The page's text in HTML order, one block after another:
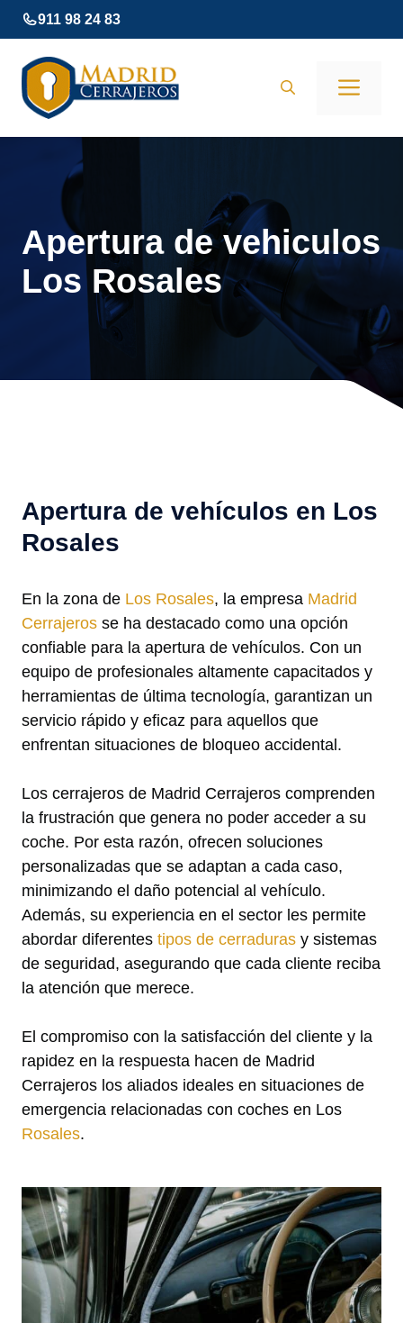
Saltar
al
contenido
911 98 24 83
Apertura de vehiculos
Los Rosales
Apertura de vehículos en Los
Rosales
En la zona de Los Rosales, la empresa Madrid
Cerrajeros se ha destacado como una opción
confiable para la apertura de vehículos. Con un
equipo de profesionales altamente capacitados y
herramientas de última tecnología, garantizan un
servicio rápido y eficaz para aquellos que
enfrentan situaciones de bloqueo accidental.
Los cerrajeros de Madrid Cerrajeros comprenden
la frustración que genera no poder acceder a su
coche. Por esta razón, ofrecen soluciones
personalizadas que se adaptan a cada caso,
minimizando el daño potencial al vehículo.
Además, su experiencia en el sector les permite
abordar diferentes tipos de cerraduras y sistemas
de seguridad, asegurando que cada cliente reciba
la atención que merece.
El compromiso con la satisfacción del cliente y la
rapidez en la respuesta hacen de Madrid
Cerrajeros los aliados ideales en situaciones de
emergencia relacionadas con coches en Los
Rosales.